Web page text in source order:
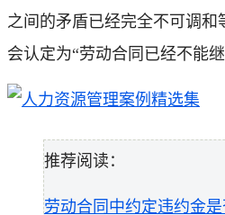
之间的矛盾已经完全不可调和
会认定为“劳动合同已经不能继
推荐阅读：
劳动合同中约定违约金是